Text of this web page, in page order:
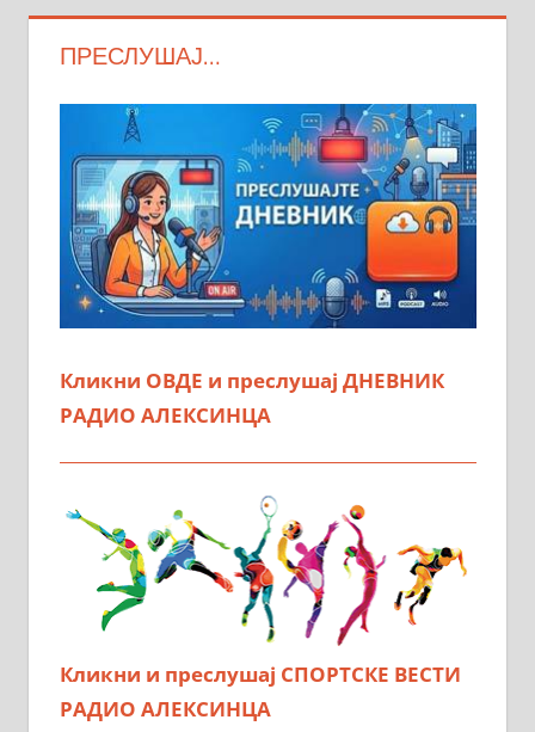
ПРЕСЛУШАЈ…
Кликни ОВДЕ и преслушај ДНЕВНИК
РАДИО АЛЕКСИНЦА
Кликни и преслушај СПОРТСКЕ ВЕСТИ
РАДИО АЛЕКСИНЦА